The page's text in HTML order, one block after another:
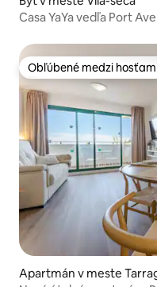
Casa YaYa vedľa Port
Obľúbené medzi
Obľúbené medzi
Apartmán v meste